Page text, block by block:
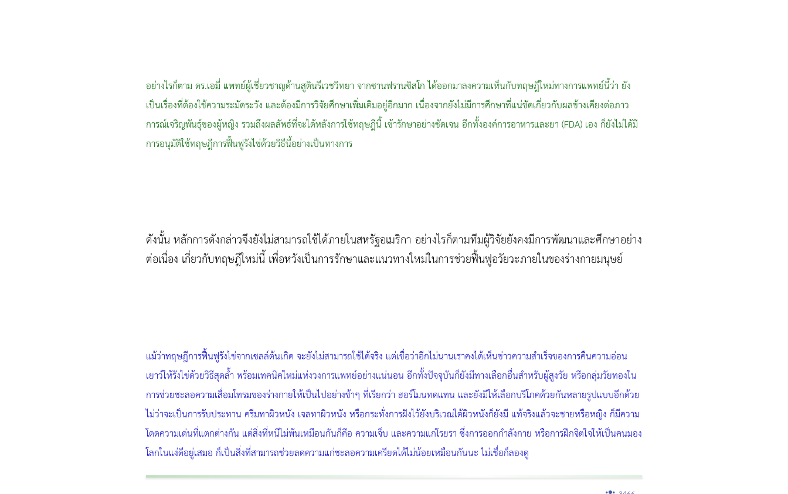
อย่างไรก็ตาม ดร.เอมี่ แพทย์ผู้เชี่ยวชาญด้านสูตินรีเวชวิทยา จากซานฟรานซิสโก ได้ออกมาลงความเห็นกับทฤษฎีใหม่ทางการแพทย์นี้ว่า ยัง
เป็นเรื่องที่ต้องใช้ความระมัดระวัง และต้องมีการวิจัยศึกษาเพิ่มเติมอยู่อีกมาก เนื่องจากยังไม่มีการศึกษาที่แน่ชัดเกี่ยวกับผลข้างเคียงต่อภาว
การณ์เจริญพันธุ์ของผู้หญิง รวมถึงผลลัพธ์ที่จะได้หลังการใช้ทฤษฎีนี้ เข้ารักษาอย่างชัดเจน อีกทั้งองค์การอาหารและยา (FDA) เอง ก็ยังไม่ได้มี
การอนุมัติใช้ทฤษฎีการฟื้นฟูรังไข่ด้วยวิธีนี้อย่างเป็นทางการ
ดังนั้น หลักการดังกล่าวจึงยังไม่สามารถใช้ได้ภายในสหรัฐอเมริกา อย่างไรก็ตามทีมผู้วิจัยยังคงมีการพัฒนาและศึกษาอย่าง
ต่อเนื่อง เกี่ยวกับทฤษฎีใหม่นี้ เพื่อหวังเป็นการรักษาและแนวทางใหม่ในการช่วยฟื้นฟูอวัยวะภายในของร่างกายมนุษย์
แม้ว่าทฤษฎีการฟื้นฟูรังไข่จากเซลล์ต้นเกิด จะยังไม่สามารถใช้ได้จริง แต่เชื่อว่าอีกไม่นานเราคงได้เห็นข่าวความสำเร็จของการคืนความอ่อน
เยาว์ให้รังไข่ด้วยวิธีสุดล้ำ พร้อมเทคนิคใหม่แห่งวงการแพทย์อย่างแน่นอน อีกทั้งปัจจุบันก็ยังมีทางเลือกอื่นสำหรับผู้สูงวัย หรือกลุ่มวัยทองใน
การช่วยชะลอความเสื่อมโทรมของร่างกายให้เป็นไปอย่างช้าๆ ที่เรียกว่า ฮอร์โมนทดแทน และยังมีให้เลือกบริโภคด้วยกันหลายรูปแบบอีกด้วย
ไม่ว่าจะเป็นการรับประทาน ครีมทาผิวหนัง เจลทาผิวหนัง หรือกระทั่งการฝังไว้ยังบริเวณใต้ผิวหนังก็ยังมี แท้จริงแล้วจะชายหรือหญิง ก็มีความ
โดดความเด่นที่แตกต่างกัน แต่สิ่งที่หนีไม่พ้นเหมือนกันก็คือ ความเจ็บ และความแก่โรยรา ซึ่งการออกกำลังกาย หรือการฝึกจิตใจให้เป็นคนมอง
โลกในแง่ดีอยู่เสมอ ก็เป็นสิ่งที่สามารถช่วยลดความแก่ชะลอความเครียดได้ไม่น้อยเหมือนกันนะ ไม่เชื่อก็ลองดู